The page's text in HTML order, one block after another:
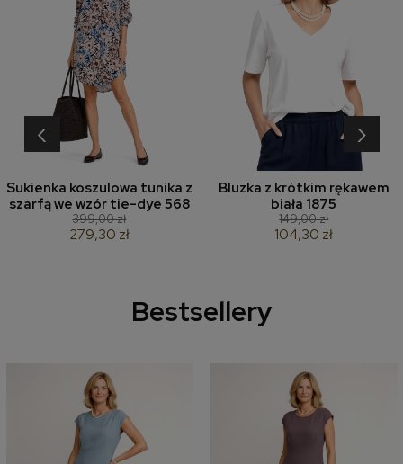
Sukienka koszulowa tunika z
szarfą we wzór tie-dye 568
399,00 zł
279,30 zł
Bluzka z krótkim rękawem
biała 1875
149,00 zł
104,30 zł
‹ ›
Bestsellery